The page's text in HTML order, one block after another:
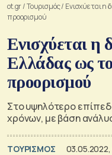
ot.gr/Τουρισμός/ Ενισχύεται η
προορισμού
Ενισχύεται η
Ελλάδας ως
προορισμού
Στο υψηλότερο
χρόνων, με βάση
ΤΟΥΡΙΣΜΟΣ